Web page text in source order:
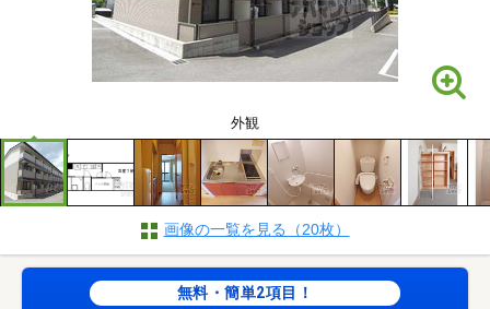
外観
画像の一覧を見る（20枚）
無料・簡単2項目！